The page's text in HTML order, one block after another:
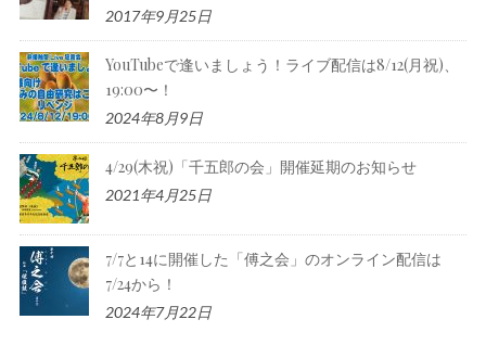
2017年9月25日
YouTubeで逢いましょう！ライブ配信は8/12(月祝)、
19:00〜！
2024年8月9日
4/29(木祝)「千五郎の会」開催延期のお知らせ
2021年4月25日
7/7と14に開催した「傅之会」のオンライン配信は
7/24から！
2024年7月22日